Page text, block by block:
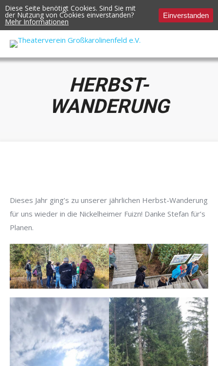
HERBST-
WANDERUNG
Dieses Jahr ging’s zu unserer jährlichen Herbst-Wanderung
für uns wieder in die Nickelheimer Fuizn! Danke Stefan für’s
Planen.
Diese Seite benötigt Cookies. Sind Sie mit
der Nutzung von Cookies einverstanden?
Mehr Informationen
Einverstanden